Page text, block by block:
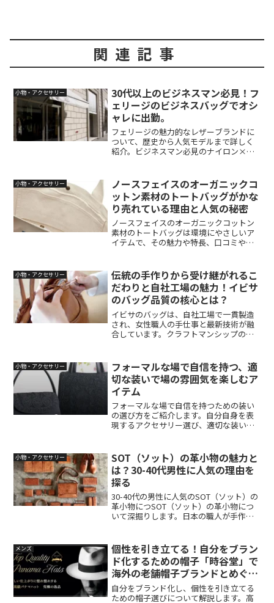
関連記事
小物・アクセサリー
30代以上のビジネスマン必見！フ
ェリージのビジネスバッグでオシ
ャレに出勤。
フェリージの魅力的なレザーブランドに
ついて、歴史から人気モデルまで詳しく
紹介。ビジネスマン必見のナイロン×レ
小物・アクセサリー
ノースフェイスのオーガニックコ
ットン素材のトートバッグがかな
り売れている理由と人気の秘密
ノースフェイスのオーガニックコットン
素材のトートバッグは環境にやさしいア
イテムで、その魅力や特長、口コミや使
快適なデイリーユースからアウトドアま
で、幅広いシーンで活躍する一品です。
小物・アクセサリー
伝統の手作りから受け継がれるこ
だわりと自社工場の魅力！イビサ
のバッグ品質の核心とは？
イビサのバッグは、自社工場で一貫製造
され、女性職人の手仕事と最新技術が融
合しています。クラフトマンシップの精
工場で描かれるイビサのバッグ作りの裏
側に迫ります。
小物・アクセサリー
フォーマルな場で自信を持つ、適
切な装いで場の雰囲気を楽しむア
イテム
フォーマルな場で自信を持つための装い
の選び方をご紹介します。自分自身を表
現するアクセサリー選び、適切な装い、
手仕事と日本製品の美意識が融合した上
質なアイテムです。フォーマルな場面で
の品格を引き立てるために、岩佐はデザ
イン・品質・機能にこだわり続けていま
す。この記事では、岩佐ブランドの歴史
や国内生産のメリット、多彩なデザイン
と機能性について詳しく解説します。さ
らに、職人の手作りによる高品質な製品
ネートのアイデアもご紹介します。
小物・アクセサリー
SOT（ソット）の革小物の魅力と
は？30-40代男性に人気の理由を
探る
30-40代の男性に人気のSOT（ソット）の
革小物につSOT（ソット）の革小物につ
いて深掘りします。日本の職人が手作業
ご紹介します。30-40代の男性に人気の
SOT（ソット）の革小物の魅力を体験し
ましょう。いて深掘りします。日本の職
人が手作業で縫製した財布やバッグの魅
力とは何か、その詳細を探ります。
メンズ
個性を引き立てる！自分をブラン
ド化するための帽子「時谷堂」で
海外の老舗帽子ブランドとめぐり
逢う
自分をブランド化し、個性を引き立てる
ための帽子選びについて解説します。高